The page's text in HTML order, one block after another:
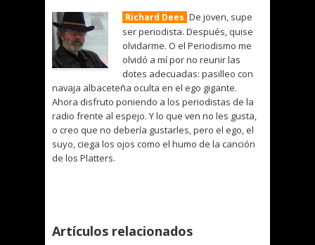
Richard Dees De joven, supe
ser periodista. Después, quise
olvidarme. O el Periodismo me
olvidó a mí por no reunir las
dotes adecuadas: pasilleo con
navaja albaceteña oculta en el ego gigante.
Ahora disfruto poniendo a los periodistas de la
radio frente al espejo. Y lo que ven no les gusta,
o creo que no debería gustarles, pero el ego, el
suyo, ciega los ojos como el humo de la canción
de los Platters.
Artículos relacionados